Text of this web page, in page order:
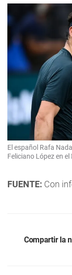
El español Rafa
Feliciano López en
FUENTE: Con
Compartir la